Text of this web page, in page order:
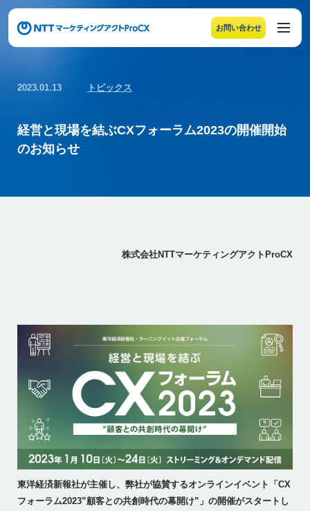
お問い合わせ
メニューの末尾です。Escape キーでメニューを閉じるこ
2023.01.13 トピックス
経営と現場を結ぶCXフォーラム2023の開催開始
のお知らせ
株式会社NTTマーケティングアクトProCX
東洋経済新報社が主催し、弊社が協賛するオンラインイベント「CX
フォーラム2023”顧客との共創時代の幕開け”」の開催がスタートし